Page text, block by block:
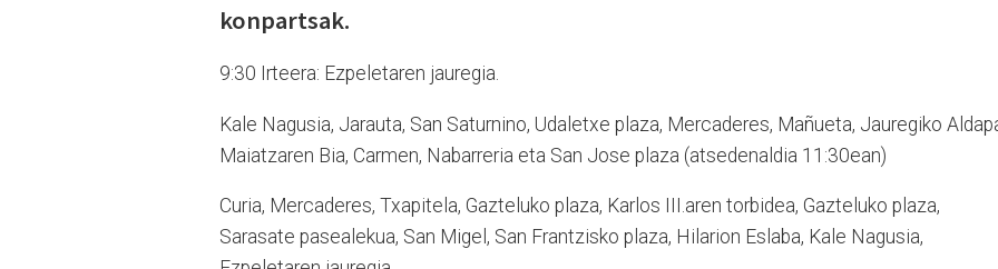
konpartsak.
9:30 Irteera: Ezpeletaren jauregia.
Kale Nagusia, Jarauta, San Saturnino, Udaletxe plaza, Mercaderes, Mañueta, Jauregiko
Maiatzaren Bia, Carmen, Nabarreria eta San Jose plaza (atsedenaldia 11:30ean)
Curia, Mercaderes, Txapitela, Gazteluko plaza, Karlos III.aren torbidea, Gazteluko plaza,
Sarasate pasealekua, San Migel, San Frantzisko plaza, Hilarion Eslaba, Kale Nagusia,